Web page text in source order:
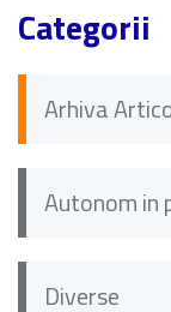
Categorii
Arhiva
Autonom in
Diverse